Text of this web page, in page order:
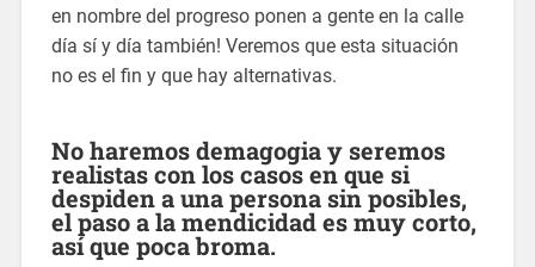
en nombre del progreso ponen a gente en la calle
día sí y día también! Veremos que esta situación
no es el fin y que hay alternativas.
No haremos demagogia y seremos
realistas con los casos en que si
despiden a una persona sin posibles,
el paso a la mendicidad es muy corto,
así que poca broma.